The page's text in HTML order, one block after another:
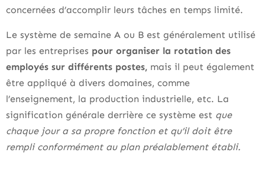
concernées d’accomplir leurs tâches en temps limité.
Le système de semaine A ou B est généralement utilisé
par les entreprises pour organiser la rotation des
employés sur différents postes, mais il peut également
être appliqué à divers domaines, comme
l’enseignement, la production industrielle, etc. La
signification générale derrière ce système est que
chaque jour a sa propre fonction et qu’il doit être
rempli conformément au plan préalablement établi.